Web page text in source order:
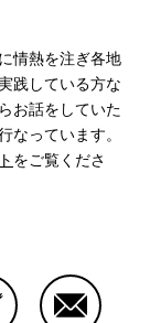
情熱を注ぎ各地
践している方な
お話をしていた
っています。
をご覧くださ